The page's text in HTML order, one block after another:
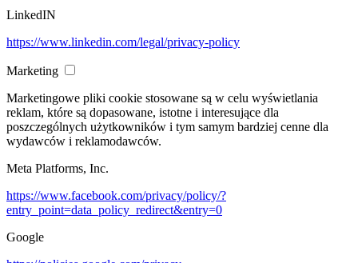
LinkedIN
https://www.linkedin.com/legal/privacy-policy
Marketing
Marketingowe pliki cookie stosowane są w celu wyświetlania
reklam, które są dopasowane, istotne i interesujące dla
poszczególnych użytkowników i tym samym bardziej cenne dla
wydawców i reklamodawców.
Meta Platforms, Inc.
https://www.facebook.com/privacy/policy/?
entry_point=data_policy_redirect&entry=0
Google